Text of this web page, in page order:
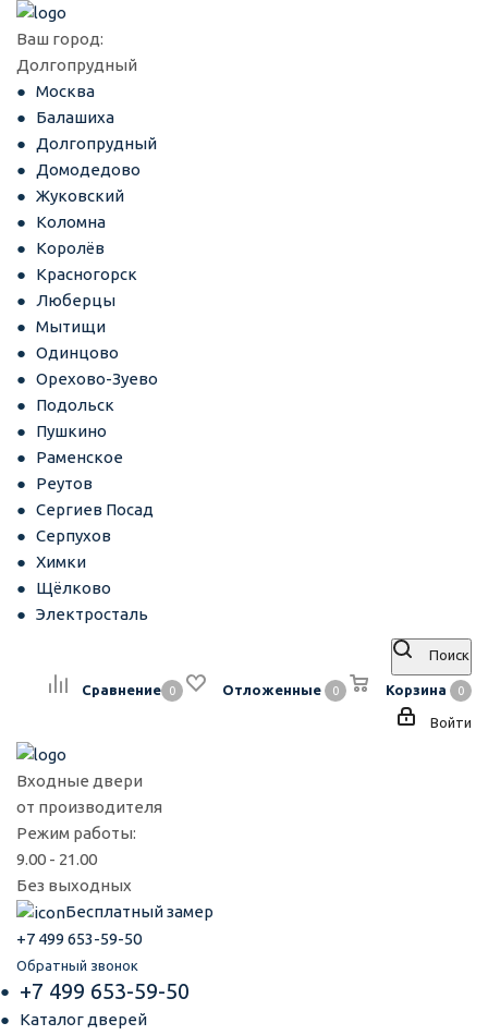
Ваш город:
Долгопрудный
Москва
Балашиха
Долгопрудный
Домодедово
Жуковский
Коломна
Королёв
Красногорск
Люберцы
Мытищи
Одинцово
Орехово-Зуево
Подольск
Пушкино
Раменское
Реутов
Сергиев Посад
Серпухов
Химки
Щёлково
Электросталь
Поиск
Сравнение 0 Отложенные 0 Корзина 0
Войти
Входные двери
от производителя
Режим работы:
9.00 - 21.00
Без выходных
Бесплатный замер
+7 499 653-59-50
Обратный звонок
+7 499 653-59-50
Каталог дверей